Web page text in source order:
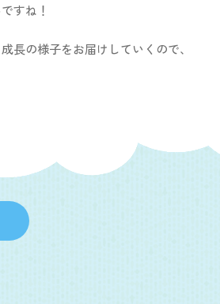
すね！
長の様子をお届けしていくので、